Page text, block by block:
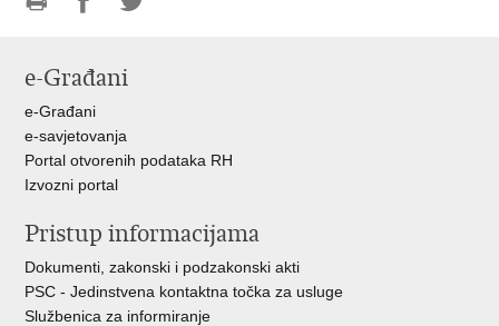
FacebookuTwitteru
e-Građani
e-Građani
e-savjetovanja
Portal otvorenih podataka RH
Izvozni portal
Pristup informacijama
Dokumenti, zakonski i podzakonski akti
PSC - Jedinstvena kontaktna točka za usluge
Službenica za informiranje